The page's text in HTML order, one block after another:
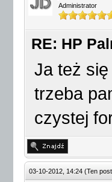
Administrator
RE: HP
Ja też
trzeba
czystej
03-10-2012, 14:24 (Ten